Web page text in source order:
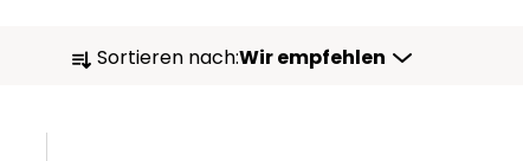
P Sortieren nach:Wir empfehlen